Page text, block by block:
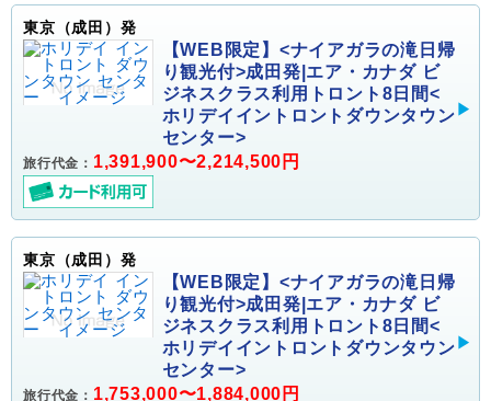
東京（成田）発
【WEB限定】<ナイアガラの滝日帰
り観光付>成田発|エア・カナダ ビ
ジネスクラス利用トロント8日間<
ホリデイイントロントダウンタウン
センター>
旅行代金： 1,391,900〜2,214,500円
東京（成田）発
【WEB限定】<ナイアガラの滝日帰
り観光付>成田発|エア・カナダ ビ
ジネスクラス利用トロント8日間<
ホリデイイントロントダウンタウン
センター>
旅行代金： 1,753,000〜1,884,000円